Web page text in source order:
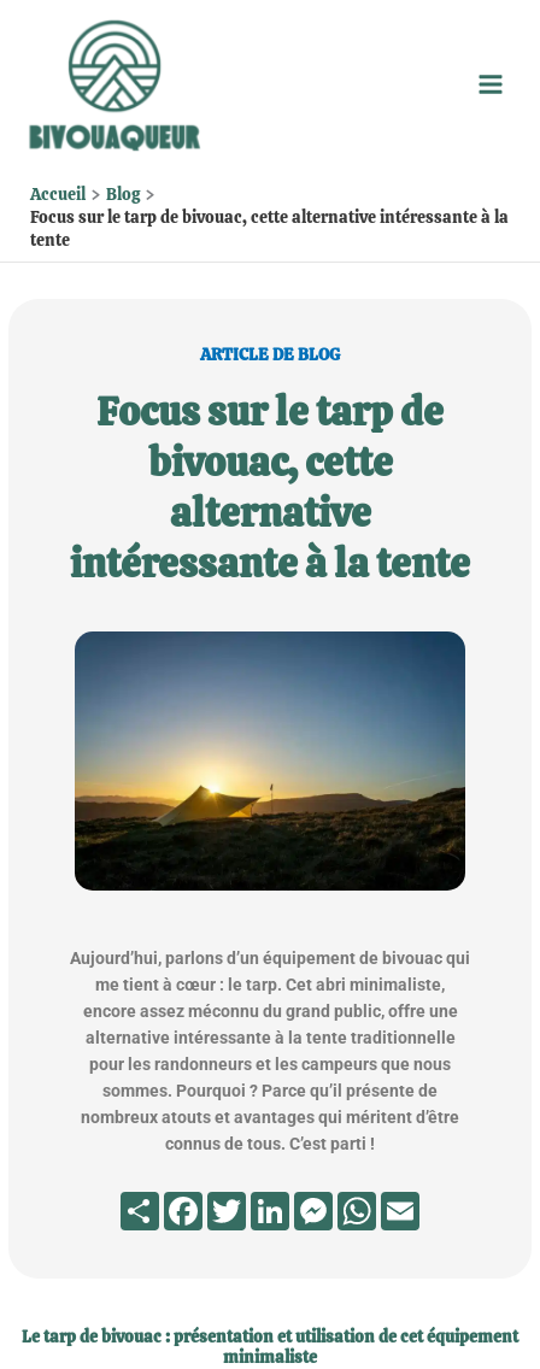
Accueil
Blog
Focus sur le tarp de bivouac, cette alternative intéressante à la
tente
ARTICLE DE BLOG
Focus sur le tarp de
bivouac, cette
alternative
intéressante à la tente
Aujourd’hui, parlons d’un équipement de bivouac qui
me tient à cœur : le tarp. Cet abri minimaliste,
encore assez méconnu du grand public, offre une
alternative intéressante à la tente traditionnelle
pour les randonneurs et les campeurs que nous
sommes. Pourquoi ? Parce qu’il présente de
nombreux atouts et avantages qui méritent d’être
connus de tous. C’est parti !
PartagerFacebookTwitterLinkedInMessengerWhatsApp
Le tarp de bivouac : présentation et utilisation de cet équipement
minimaliste